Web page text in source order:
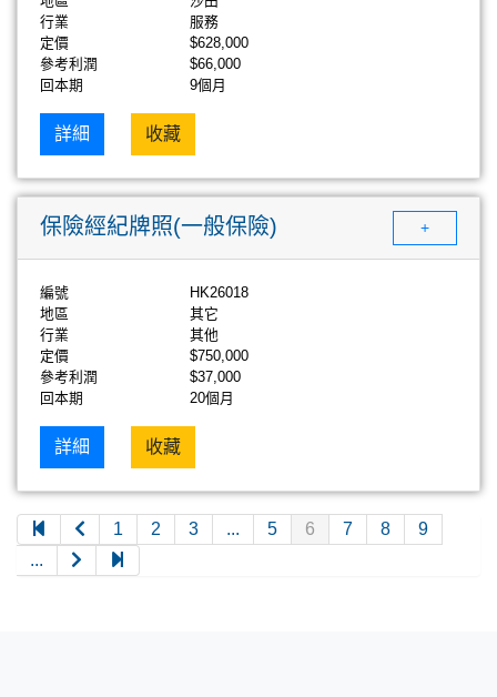
行業
服務
定價
$628,000
參考利潤
$66,000
回本期
9個月
詳細 收藏
保險經紀牌照(一般保險) +
編號
HK26018
地區
其它
行業
其他
定價
$750,000
參考利潤
$37,000
回本期
20個月
詳細 收藏
1 2 3 ... 5 6 7 8
9
...